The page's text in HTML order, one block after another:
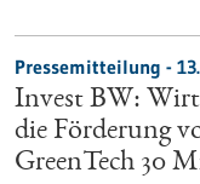
Pressemitteilung -
Invest BW:
die Förderung
GreenTech 30